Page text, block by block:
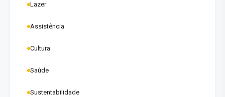
Lazer
Assistência
Cultura
Saúde
Sustentabilidade